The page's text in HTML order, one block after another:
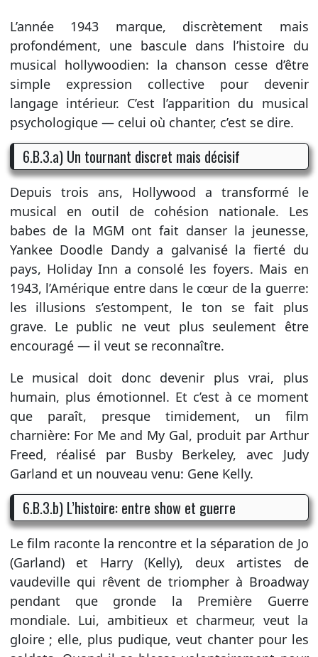
L’année 1943 marque, discrètement mais
profondément, une bascule dans l’histoire du
musical hollywoodien: la chanson cesse d’être
simple expression collective pour devenir
langage intérieur. C’est l’apparition du musical
psychologique — celui où chanter, c’est se dire.
6.B.3.a) Un tournant discret mais décisif
Depuis trois ans, Hollywood a transformé le
musical en outil de cohésion nationale. Les
babes de la MGM ont fait danser la jeunesse,
Yankee Doodle Dandy a galvanisé la fierté du
pays, Holiday Inn a consolé les foyers. Mais en
1943, l’Amérique entre dans le cœur de la guerre:
les illusions s’estompent, le ton se fait plus
grave. Le public ne veut plus seulement être
encouragé — il veut se reconnaître.
Le musical doit donc devenir plus vrai, plus
humain, plus émotionnel. Et c’est à ce moment
que paraît, presque timidement, un film
charnière: For Me and My Gal, produit par Arthur
Freed, réalisé par Busby Berkeley, avec Judy
Garland et un nouveau venu: Gene Kelly.
6.B.3.b) L’histoire: entre show et guerre
Le film raconte la rencontre et la séparation de Jo
(Garland) et Harry (Kelly), deux artistes de
vaudeville qui rêvent de triompher à Broadway
pendant que gronde la Première Guerre
mondiale. Lui, ambitieux et charmeur, veut la
gloire ; elle, plus pudique, veut chanter pour les